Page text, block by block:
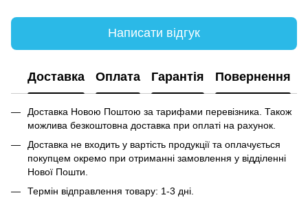
Написати відгук
Доставка Оплата Гарантія Повернення
Доставка Новою Поштою за тарифами перевізника. Також
можлива безкоштовна доставка при оплаті на рахунок.
Доставка не входить у вартість продукції та оплачується
покупцем окремо при отриманні замовлення у відділенні
Нової Пошти.
Термін відправлення товару: 1-3 дні.